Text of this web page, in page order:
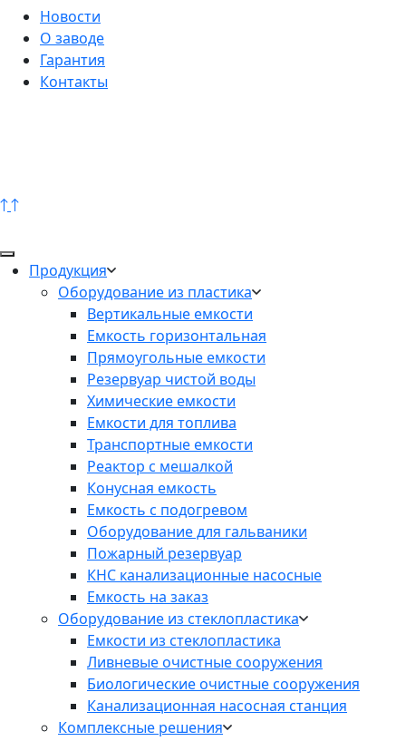
Новости
О заводе
Гарантия
Контакты
Продукция
Оборудование из пластика
Вертикальные емкости
Емкость горизонтальная
Прямоугольные емкости
Резервуар чистой воды
Химические емкости
Емкости для топлива
Транспортные емкости
Реактор с мешалкой
Конусная емкость
Емкость с подогревом
Оборудование для гальваники
Пожарный резервуар
КНС канализационные насосные
Емкость на заказ
Оборудование из стеклопластика
Емкости из стеклопластика
Ливневые очистные сооружения
Биологические очистные сооружения
Канализационная насосная станция
Комплексные решения